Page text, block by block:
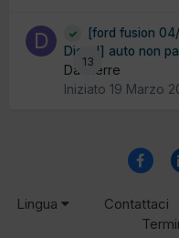
13
[ford fusion
Diesel] auto non
Da dierre
Iniziato 19 Marzo
Lingua Contattaci